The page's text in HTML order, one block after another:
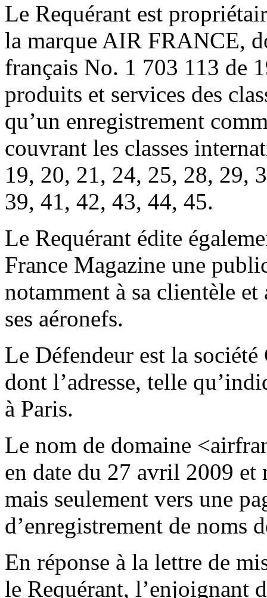
Le Requérant est
la marque AIR FRANCE,
français No. 1 703 113 de
produits et services des
qu’un enregistrement
couvrant les classes
19, 20, 21, 24, 25, 28, 29,
39, 41, 42, 43, 44, 45.
Le Requérant édite
France Magazine une
notamment à sa clientèle et
ses aéronefs.
Le Défendeur est la
dont l’adresse, telle
à Paris.
Le nom de domaine
en date du 27 avril 2009 et
mais seulement vers une
d’enregistrement de noms
En réponse à la lettre de
le Requérant, l’enjoignant